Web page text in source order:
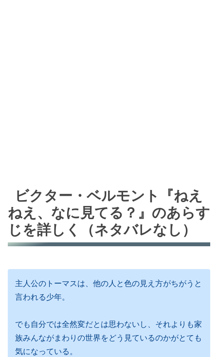
ビクター・ベルモント『ねえ
ねえ、なに見てる？』のあらす
じを詳しく（ネタバレなし）
主人公のトーマスは、他の人と色の見え方がちがうと
言われる少年。
でも自分では全然変だとは思わないし、それよりも家
族みんながまわりの世界をどう見ているのかがとても
気になっている。